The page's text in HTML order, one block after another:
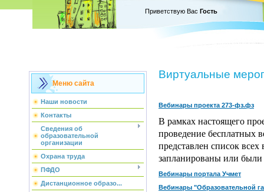
Приветствую Вас Гость
Меню сайта
Наши новости
Контакты
Сведения об
образовательной
организации
Охрана труда
ПФДО
Дистанционное образо...
Виртуальные
Вебинары проекта 273-фз.фз
В рамках настоящего
проведение бесплатных
представлен список
запланированы или
Вебинары портала Учмет
Вебинары "Образовательной